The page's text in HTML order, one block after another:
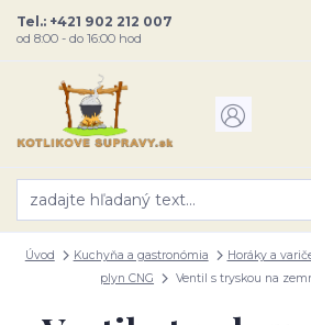
Tel.: +421 902 212 007
od 8:00 - do 16:00 hod
Úvod Kuchyňa a gastronómia Horáky a
plyn CNG
Ventil s tryskou na